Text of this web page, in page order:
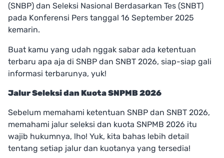
(SNBP) dan Seleksi Nasional Berdasarkan Tes (SNBT)
pada Konferensi Pers tanggal 16 September 2025
kemarin.
Buat kamu yang udah nggak sabar ada ketentuan
terbaru apa aja di SNBP dan SNBT 2026, siap-siap gali
informasi terbarunya, yuk!
Jalur Seleksi dan Kuota SNPMB 2026
Sebelum memahami ketentuan SNBP dan SNBT 2026,
memahami jalur seleksi dan kuota SNPMB 2026 itu
wajib hukumnya, lho! Yuk, kita bahas lebih detail
tentang setiap jalur dan kuotanya yang tersedia!